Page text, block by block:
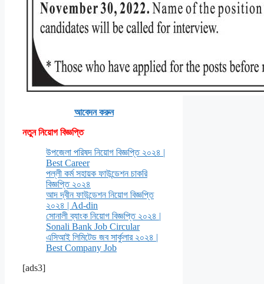
আবেদন করুন
নতুন নিয়োগ বিজ্ঞপ্তি
উপজেলা পরিষদ নিয়োগ বিজ্ঞপ্তি ২০২৪ |
Best Career
পল্লী কর্ম সহায়ক ফাউন্ডেশন চাকরি
বিজ্ঞপ্তি ২০২৪
আদ দ্বীন ফাউন্ডেশন নিয়োগ বিজ্ঞপ্তি
২০২৪ | Ad-din
সোনালী ব্যাংক নিয়োগ বিজ্ঞপ্তি ২০২৪ |
Sonali Bank Job Circular
এসিআই লিমিটেড জব সার্কুলার ২০২৪ |
Best Company Job
[ads3]